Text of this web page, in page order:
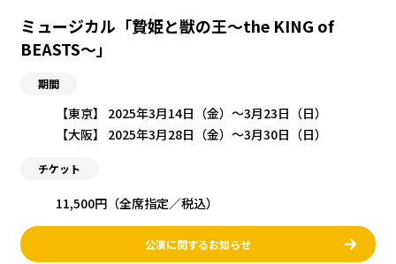
ミュージカル「贄姫と獣の王〜the KING of
BEASTS〜」
期間
【東京】 2025年3月14日（金）〜3月23日（日）
【大阪】 2025年3月28日（金）〜3月30日（日）
チケット
11,500円（全席指定／税込）
公演に関するお知らせ